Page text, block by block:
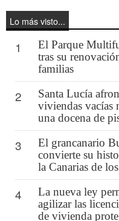
Lo más visto...
1
El Parque
tras su
familias
2
Santa Lucía
viviendas vacías
una docena de
3
El grancanario
convierte su
la Canarias de
4
La nueva ley
agilizar las
de vivienda